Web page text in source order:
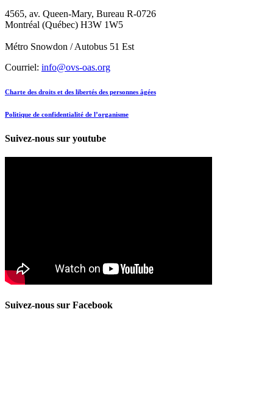
4565, av. Queen-Mary, Bureau R-0726
Montréal (Québec) H3W 1W5
Métro Snowdon / Autobus 51 Est
Courriel: info@ovs-oas.org
Charte des droits et des libertés des personnes âgées
Politique de confidentialité de l’organisme
Suivez-nous sur youtube
Suivez-nous sur Facebook